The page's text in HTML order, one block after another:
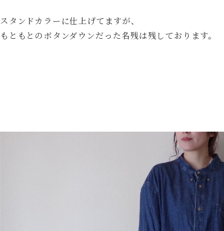
スタンドカラーに仕上げてますが、
もともとのボタンダウンだった名残は残しております。